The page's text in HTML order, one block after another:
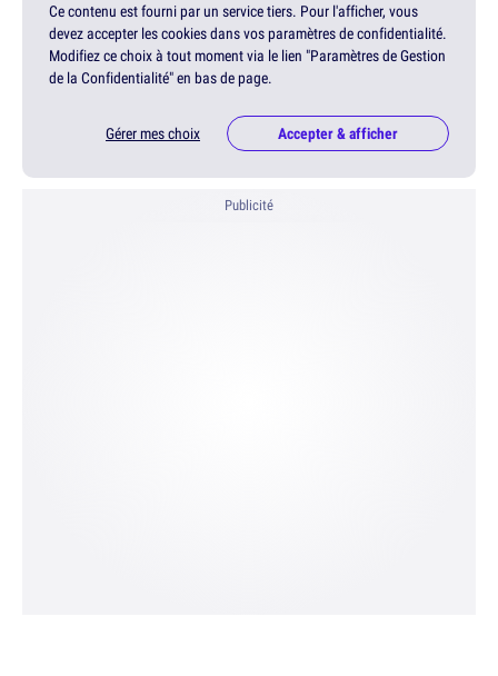
Ce contenu est fourni par un service tiers. Pour l'afficher, vous
devez accepter les cookies dans vos paramètres de confidentialité.
Modifiez ce choix à tout moment via le lien "Paramètres de Gestion
de la Confidentialité" en bas de page.
Gérer mes choix Accepter & afficher
Publicité